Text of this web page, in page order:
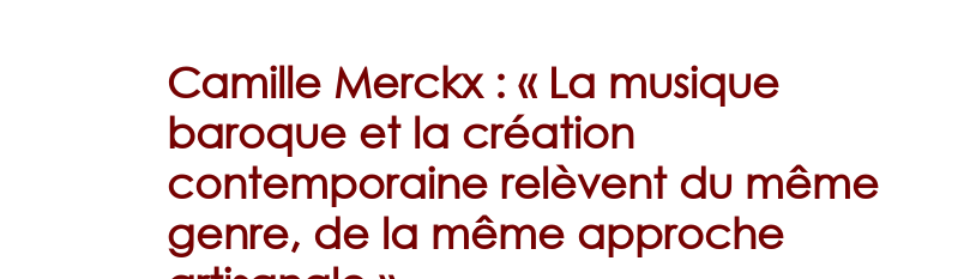
Camille Merckx : « La musique
baroque et la création
contemporaine relèvent du même
genre, de la même approche